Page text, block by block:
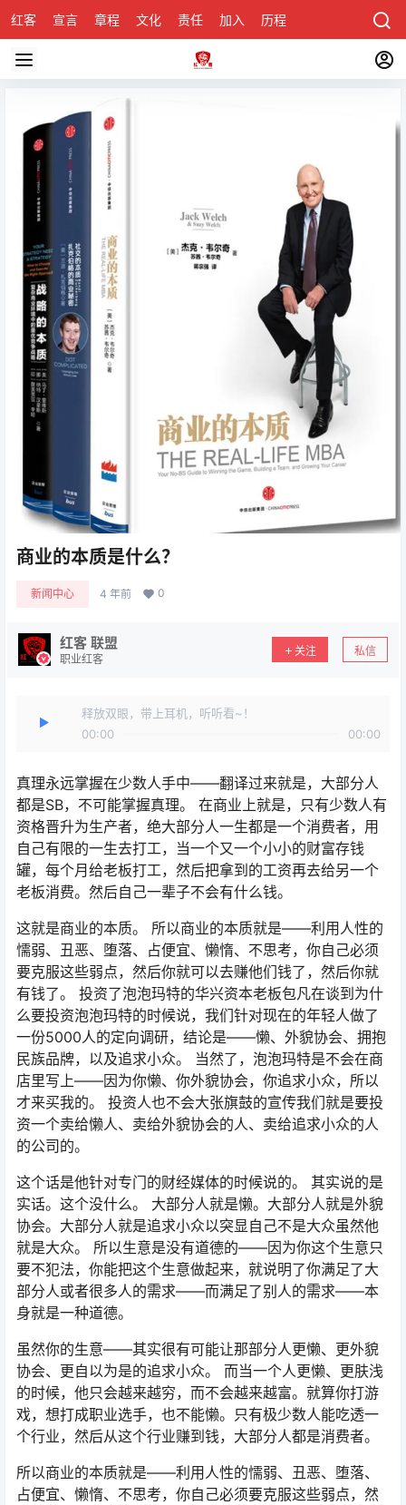
红客 宣言 章程 文化 责任 加入 历程 关于
商业的本质是什么？
新闻中心 4 年前 0
红客 联盟
职业红客
关注 私信
释放双眼，带上耳机，听听看~！
00:00
00:00
真理永远掌握在少数人手中——翻译过来就是，大部分人
都是SB，不可能掌握真理。 在商业上就是，只有少数人有
资格晋升为生产者，绝大部分人一生都是一个消费者，用
自己有限的一生去打工，当一个又一个小小的财富存钱
罐，每个月给老板打工，然后把拿到的工资再去给另一个
老板消费。然后自己一辈子不会有什么钱。
这就是商业的本质。 所以商业的本质就是——利用人性的
懦弱、丑恶、堕落、占便宜、懒惰、不思考，你自己必须
要克服这些弱点，然后你就可以去赚他们钱了，然后你就
有钱了。 投资了泡泡玛特的华兴资本老板包凡在谈到为什
么要投资泡泡玛特的时候说，我们针对现在的年轻人做了
一份5000人的定向调研，结论是——懒、外貌协会、拥抱
民族品牌，以及追求小众。 当然了，泡泡玛特是不会在商
店里写上——因为你懒、你外貌协会，你追求小众，所以
才来买我的。 投资人也不会大张旗鼓的宣传我们就是要投
资一个卖给懒人、卖给外貌协会的人、卖给追求小众的人
的公司的。
这个话是他针对专门的财经媒体的时候说的。 其实说的是
实话。这个没什么。 大部分人就是懒。大部分人就是外貌
协会。大部分人就是追求小众以突显自己不是大众虽然他
就是大众。 所以生意是没有道德的——因为你这个生意只
要不犯法，你能把这个生意做起来，就说明了你满足了大
部分人或者很多人的需求——而满足了别人的需求——本
身就是一种道德。
虽然你的生意——其实很有可能让那部分人更懒、更外貌
协会、更自以为是的追求小众。 而当一个人更懒、更肤浅
的时候，他只会越来越穷，而不会越来越富。就算你打游
戏，想打成职业选手，也不能懒。只有极少数人能吃透一
个行业，然后从这个行业赚到钱，大部分人都是消费者。
所以商业的本质就是——利用人性的懦弱、丑恶、堕落、
占便宜、懒惰、不思考，你自己必须要克服这些弱点，然